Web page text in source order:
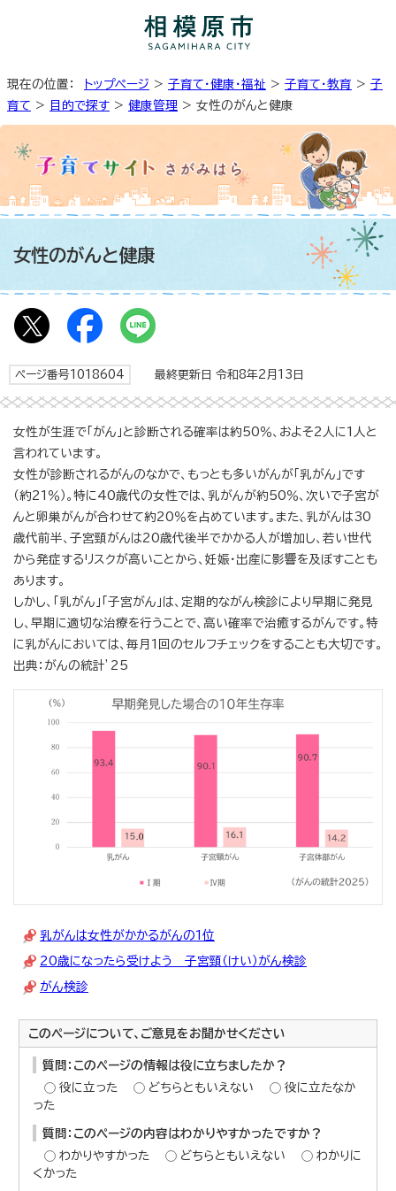
現在の位置： トップページ > 子育て・健康・福祉 > 子育て・教育 > 子
育て > 目的で探す > 健康管理 > 女性のがんと健康
女性のがんと健康
ページ番号1018604 最終更新日 令和8年2月13日
女性が生涯で「がん」と診断される確率は約50％、およそ2人に1人と
言われています。
女性が診断されるがんのなかで、もっとも多いがんが「乳がん」です
（約21％）。特に40歳代の女性では、乳がんが約50％、次いで子宮が
んと卵巣がんが合わせて約20％を占めています。また、乳がんは30
歳代前半、子宮頸がんは20歳代後半でかかる人が増加し、若い世代
から発症するリスクが高いことから、妊娠・出産に影響を及ぼすことも
あります。
しかし、「乳がん」「子宮がん」は、定期的ながん検診により早期に発見
し、早期に適切な治療を行うことで、高い確率で治癒するがんです。特
に乳がんにおいては、毎月1回のセルフチェックをすることも大切です。
出典：がんの統計’25
乳がんは女性がかかるがんの1位
20歳になったら受けよう 子宮頸（けい）がん検診
がん検診
このページについて、ご意見をお聞かせください
質問：このページの情報は役に立ちましたか？
役に立った
どちらともいえない
役に立たなか
った
質問：このページの内容はわかりやすかったですか？
わかりやすかった
どちらともいえない
わかりに
くかった